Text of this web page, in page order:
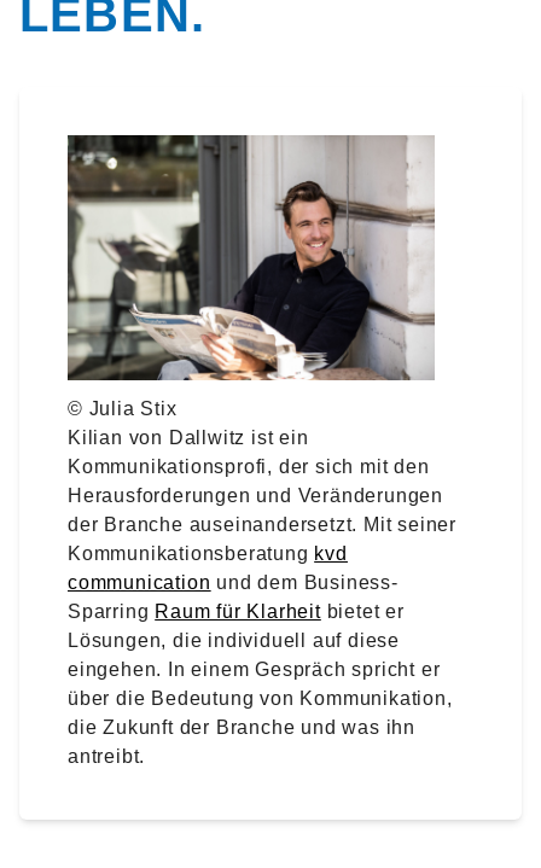
LEBEN.
© Julia Stix
Kilian von Dallwitz ist ein
Kommunikationsprofi, der sich mit den
Herausforderungen und Veränderungen
der Branche auseinandersetzt. Mit seiner
Kommunikationsberatung kvd
communication und dem Business-
Sparring Raum für Klarheitbietet er
Lösungen, die individuell auf diese
eingehen. In einem Gespräch spricht er
über die Bedeutung von Kommunikation,
die Zukunft der Branche und was ihn
antreibt.